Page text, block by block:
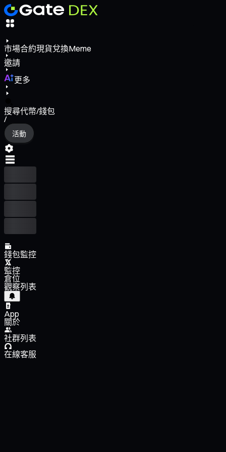
市場合約現貨兌換Meme
邀請
更多
搜尋代幣/錢包
/
活動
錢包監控
監控
倉位
觀察列表
App
關於
社群列表
在線客服